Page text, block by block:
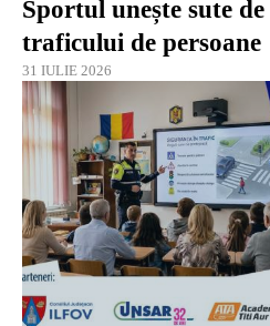
Sportul unește sute
traficului de persoane
31 IULIE 2026